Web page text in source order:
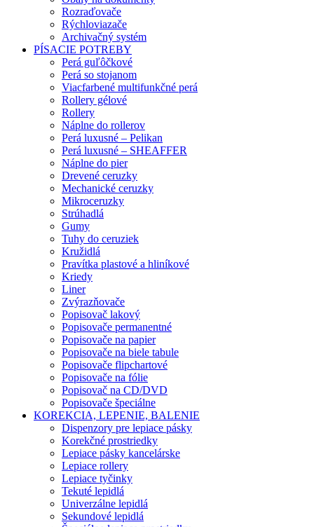
Rozraďovače
Rýchloviazače
Archivačný systém
PÍSACIE POTREBY
Perá guľôčkové
Perá so stojanom
Viacfarbené multifunkčné perá
Rollery gélové
Rollery
Náplne do rollerov
Perá luxusné – Pelikan
Perá luxusné – SHEAFFER
Náplne do pier
Drevené ceruzky
Mechanické ceruzky
Mikroceruzky
Strúhadlá
Gumy
Tuhy do ceruziek
Kružidlá
Pravítka plastové a hliníkové
Kriedy
Liner
Zvýrazňovače
Popisovač lakový
Popisovače permanentné
Popisovače na papier
Popisovače na biele tabule
Popisovače flipchartové
Popisovače na fólie
Popisovač na CD/DVD
Popisovače špeciálne
KOREKCIA, LEPENIE, BALENIE
Dispenzory pre lepiace pásky
Korekčné prostriedky
Lepiace pásky kancelárske
Lepiace rollery
Lepiace tyčinky
Tekuté lepidlá
Univerzálne lepidlá
Sekundové lepidlá